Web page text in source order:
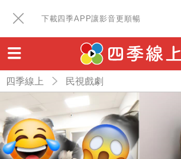
下載四季APP讓影音更順暢
四季線上 民視戲劇